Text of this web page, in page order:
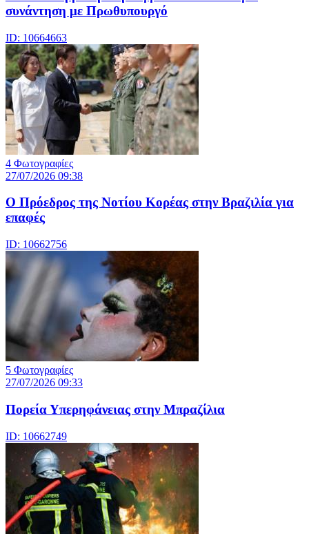
συνάντηση με Πρωθυπουργό
ID: 10664663
4 Φωτογραφίες
27/07/2026 09:38
Ο Πρόεδρος της Νοτίου Κορέας στην Βραζιλία για
επαφές
ID: 10662756
5 Φωτογραφίες
27/07/2026 09:33
Πορεία Υπερηφάνειας στην Μπραζίλια
ID: 10662749